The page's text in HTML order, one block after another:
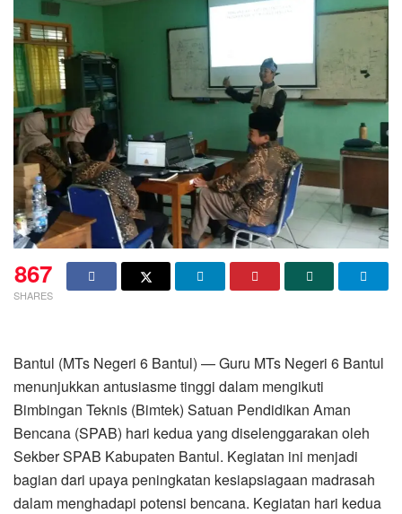
867
SHARES
Bantul (MTs Negeri 6 Bantul) — Guru MTs Negeri 6 Bantul
menunjukkan antusiasme tinggi dalam mengikuti
Bimbingan Teknis (Bimtek) Satuan Pendidikan Aman
Bencana (SPAB) hari kedua yang diselenggarakan oleh
Sekber SPAB Kabupaten Bantul. Kegiatan ini menjadi
bagian dari upaya peningkatan kesiapsiagaan madrasah
dalam menghadapi potensi bencana. Kegiatan hari kedua